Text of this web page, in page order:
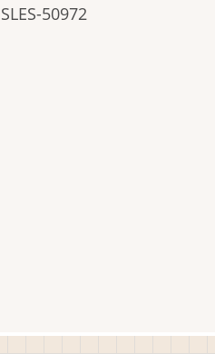
SLES-50972